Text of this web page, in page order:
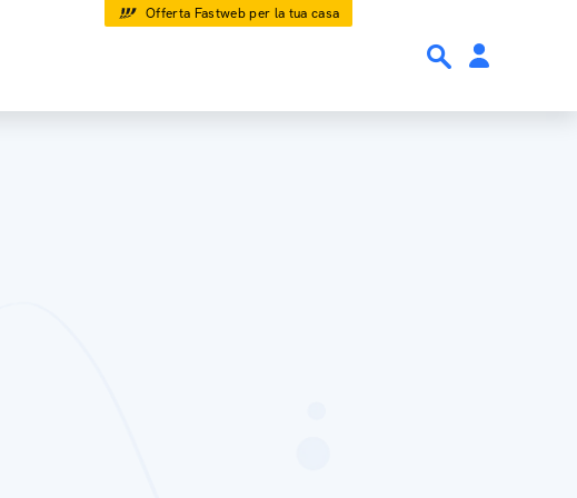
Offerta Fastweb per la tua casa